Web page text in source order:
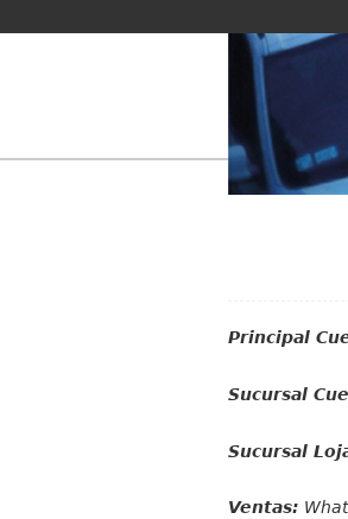
Principal
Sucursal
Sucursal
Ventas: